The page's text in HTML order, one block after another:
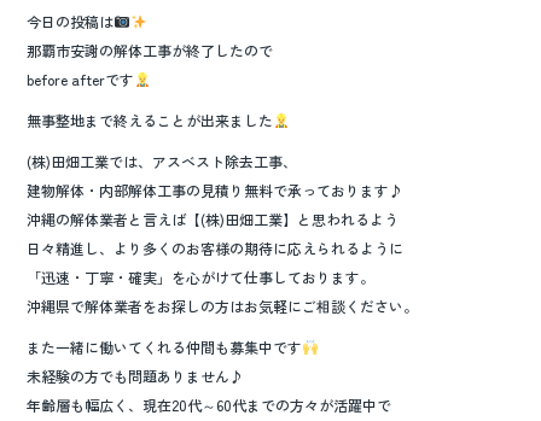
今日の投稿は
那覇市安謝の解体工事が終了したので
before afterです
無事整地まで終えることが出来ました
(株)田畑工業では、アスベスト除去工事、
建物解体・内部解体工事の見積り無料で承っております♪
沖縄の解体業者と言えば【(株)田畑工業】と思われるよう
日々精進し、より多くのお客様の期待に応えられるように
「迅速・丁寧・確実」を心がけて仕事しております。
沖縄県で解体業者をお探しの方はお気軽にご相談ください。
また一緒に働いてくれる仲間も募集中です
未経験の方でも問題ありません♪
年齢層も幅広く、現在20代～60代までの方々が活躍中で